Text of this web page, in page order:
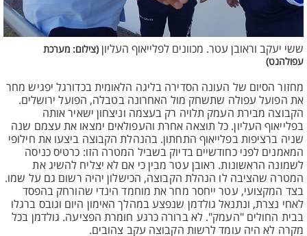
ששי יעקב וראובן עטר. מכוונים לפלייאוף העליון (צילום: מערכת
עפולהנט)
מחזור הסיום של העונה הסדירה בליגה הלאומית בכדורגל יפגיש מחר
את הפועל עפולה שתשחק מול האחרונה בטבלה, הפועל ירושלים.
הקבוצה מבירת העמק תלויה רק בעצמה וניצחון ישאיר אותה
בפלייאוף העליון. כל תוצאה אחרת והעפולאים ימצאו את עצמם שנה
שניה ברציפות בפלייאוף התחתון. בהנהלת הקבוצה ביצעו את חילופי
המאמנים לפני כחודשיים בדיוק בשביל המטרה הזו: כרטיס כניסה
לשמונה הראשונות. ראובן עטר מבין כי אם לא יצליח להשיג את
המטרה שהציבה לו הנהלת הקבוצה, הכישלון יהיה רשום גם על שמו.
בצד המקצועי, עטר ייחסר מחר את מוחמד הינדי שהורחק בהפסד
לאחי נצרת, ונתנאל גולדמן שנפצע במהלך האימון היום וגובס ברגלו
בבית החולים "העמק". לא ברורה כרגע חומרת הפציעה. גולדמן בכל
מקרה לא היה עומד לרשות הקבוצה עקב צהובים.